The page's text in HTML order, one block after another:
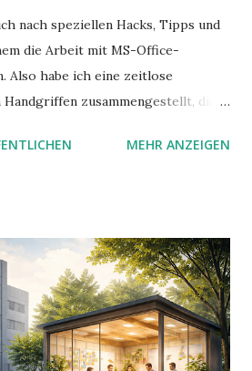
nach speziellen Hacks, Tipps und
die Arbeit mit MS-Office-
Also habe ich eine zeitlose
zusammengestellt, die
Teil einer kleinen SerieMEHR ANZEIGEN